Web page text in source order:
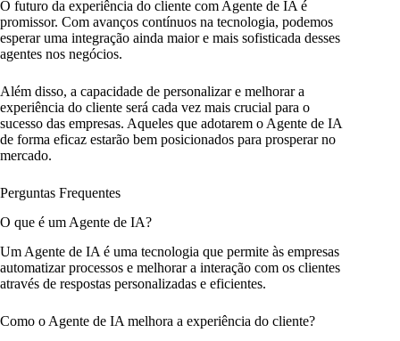
O futuro da experiência do cliente com Agente de IA é
promissor. Com avanços contínuos na tecnologia, podemos
esperar uma integração ainda maior e mais sofisticada desses
agentes nos negócios.
Além disso, a capacidade de personalizar e melhorar a
experiência do cliente será cada vez mais crucial para o
sucesso das empresas. Aqueles que adotarem o Agente de IA
de forma eficaz estarão bem posicionados para prosperar no
mercado.
Perguntas Frequentes
O que é um Agente de IA?
Um Agente de IA é uma tecnologia que permite às empresas
automatizar processos e melhorar a interação com os clientes
através de respostas personalizadas e eficientes.
Como o Agente de IA melhora a experiência do cliente?